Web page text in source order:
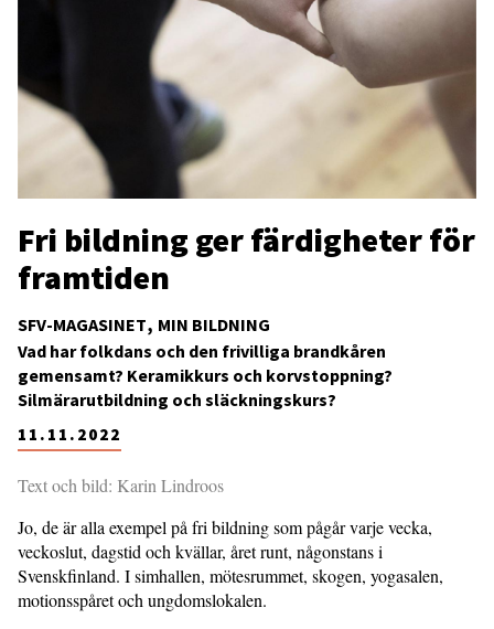
SFV-MAGASINET MIN BILDNING
Fri bildning ger färdigheter för
framtiden
11.11.2022
Vad har folkdans och den frivilliga brandkåren
gemensamt? Keramikkurs och korvstoppning?
Silmärarutbildning och släckningskurs?
Text och bild: Karin Lindroos
Jo, de är alla exempel på fri bildning som pågår varje vecka,
veckoslut, dagstid och kvällar, året runt, någonstans i
Svenskfinland. I simhallen, mötesrummet, skogen, yogasalen,
motionsspåret och ungdomslokalen.